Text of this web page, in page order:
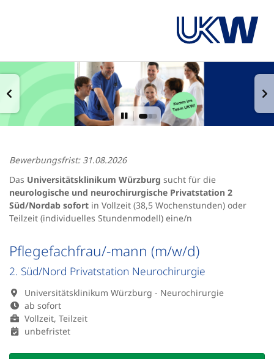
Pflegefachfrau/-mann (m/w/d)
2. Süd/Nord Privatstation Neurochirurgie
Universitätsklinikum Würzburg - Neurochirurgie
ab sofort
Vollzeit, Teilzeit
unbefristet
Bewerbungsfrist: 31.08.2026
Das Universitätsklinikum Würzburg sucht für die
neurologische und neurochirurgische Privatstation 2
Süd/Nordab sofort in Vollzeit (38,5 Wochenstunden) oder
Teilzeit (individuelles Stundenmodell) eine/n